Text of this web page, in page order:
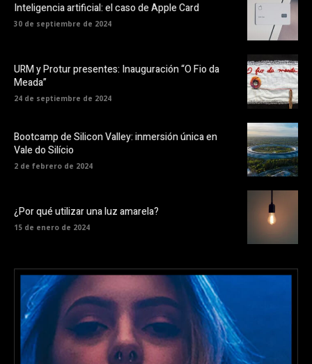
Inteligencia artificial: el caso de Apple Card
30 de septiembre de 2024
URM y Protur presentes: Inauguración “O Fio da
Meada”
24 de septiembre de 2024
Bootcamp de Silicon Valley: inmersión única en
Vale do Silício
2 de febrero de 2024
¿Por qué utilizar una luz amarela?
15 de enero de 2024